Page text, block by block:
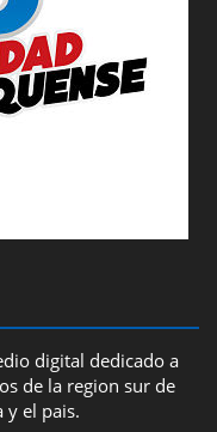
digital dedicado a
de la region sur de
y el pais.